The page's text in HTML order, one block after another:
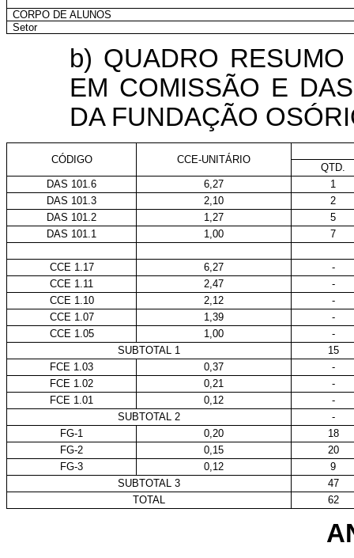
CORPO DE ALUNOS
Setor
b) QUADRO
EM COMISSÃO E
DA FUNDAÇÃO
CÓDIGO CCE-UNITÁRIO
QTD.
DAS 101.6
6,27
1
DAS 101.3
2,10
2
DAS 101.2
1,27
5
DAS 101.1
1,00 7
CCE 1.17 6,27
-
CCE 1.11
2,47
-
CCE 1.10
2,12
-
CCE 1.07
1,39
-
CCE 1.05
1,00
-
SUBTOTAL 1
15
FCE 1.03
0,37
-
FCE 1.02
0,21
-
FCE 1.01
0,12
-
SUBTOTAL 2
-
FG-1
0,20
18
FG-2
0,15
20
FG-3
0,12
9
SUBTOTAL 3
47
TOTAL
62